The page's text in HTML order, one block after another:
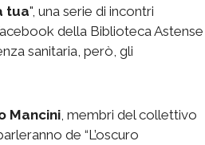
tua", una serie di incontri
della Biblioteca Astense
sanitaria, però, gli
Mancini , membri del collettivo
parleranno de “L’oscuro